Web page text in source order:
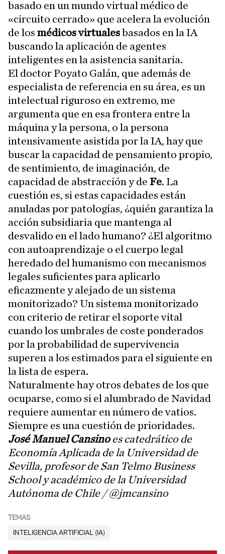
basado en un mundo virtual médico de
«circuito cerrado» que acelera la evolución
de los médicos virtualesbasados en la IA
buscando la aplicación de agentes
inteligentes en la asistencia sanitaria.
El doctor Poyato Galán, que además de
especialista de referencia en su área, es un
intelectual riguroso en extremo, me
argumenta que en esa frontera entre la
máquina y la persona, o la persona
intensivamente asistida por la IA, hay que
buscar la capacidad de pensamiento propio,
de sentimiento, de imaginación, de
capacidad de abstracción y de Fe. La
cuestión es, si estas capacidades están
anuladas por patologías, ¿quién garantiza la
acción subsidiaria que mantenga al
desvalido en el lado humano? ¿El algoritmo
con autoaprendizaje o el cuerpo legal
heredado del humanismo con mecanismos
legales suficientes para aplicarlo
eficazmente y alejado de un sistema
monitorizado? Un sistema monitorizado
con criterio de retirar el soporte vital
cuando los umbrales de coste ponderados
por la probabilidad de supervivencia
superen a los estimados para el siguiente en
la lista de espera.
Naturalmente hay otros debates de los que
ocuparse, como si el alumbrado de Navidad
requiere aumentar en número de vatios.
Siempre es una cuestión de prioridades.
José Manuel Cansinoes catedrático de
Economía Aplicada de la Universidad de
Sevilla, profesor de San Telmo Business
School y académico de la Universidad
Autónoma de Chile / @jmcansino
TEMAS
INTELIGENCIA ARTIFICIAL (IA)